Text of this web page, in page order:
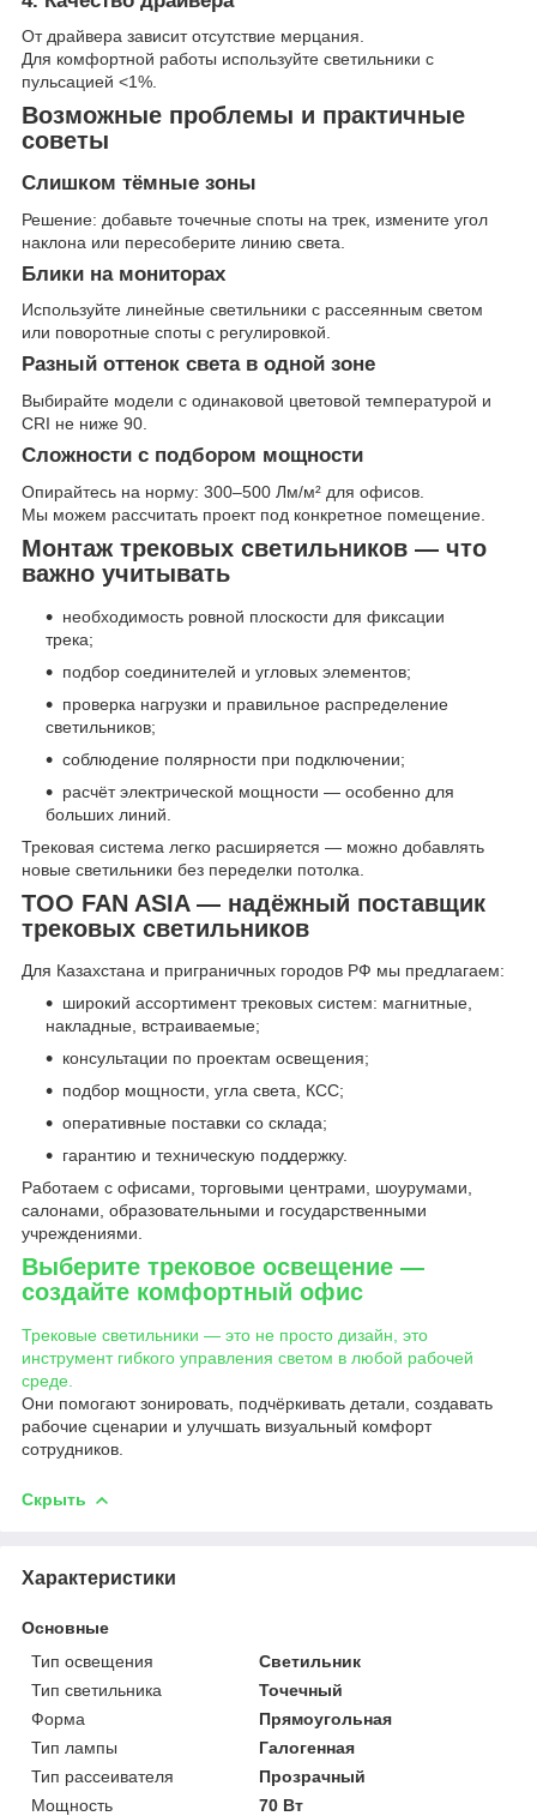
От драйвера зависит отсутствие мерцания.
Для комфортной работы используйте светильники с
пульсацией <1%.
Возможные проблемы и практичные
советы
Слишком тёмные зоны
Решение: добавьте точечные споты на трек, измените угол
наклона или пересоберите линию света.
Блики на мониторах
Используйте линейные светильники с рассеянным светом
или поворотные споты с регулировкой.
Разный оттенок света в одной зоне
Выбирайте модели с одинаковой цветовой температурой и
CRI не ниже 90.
Сложности с подбором мощности
Опирайтесь на норму: 300–500 Лм/м² для офисов.
Мы можем рассчитать проект под конкретное помещение.
Монтаж трековых светильников — что
важно учитывать
необходимость ровной плоскости для фиксации
трека;
подбор соединителей и угловых элементов;
проверка нагрузки и правильное распределение
светильников;
соблюдение полярности при подключении;
расчёт электрической мощности — особенно для
больших линий.
Трековая система легко расширяется — можно добавлять
новые светильники без переделки потолка.
ТОО FAN ASIA — надёжный поставщик
трековых светильников
Для Казахстана и приграничных городов РФ мы предлагаем:
широкий ассортимент трековых систем: магнитные,
накладные, встраиваемые;
консультации по проектам освещения;
подбор мощности, угла света, КСС;
оперативные поставки со склада;
гарантию и техническую поддержку.
Работаем с офисами, торговыми центрами, шоурумами,
салонами, образовательными и государственными
учреждениями.
Выберите трековое освещение —
создайте комфортный офис
Трековые светильники — это не просто дизайн, это
инструмент гибкого управления светом в любой рабочей
среде.
Они помогают зонировать, подчёркивать детали, создавать
рабочие сценарии и улучшать визуальный комфорт
сотрудников.
Скрыть
Характеристики
Основные
Тип освещения
Светильник
Тип светильника
Точечный
Форма
Прямоугольная
Тип лампы
Галогенная
Тип рассеивателя
Прозрачный
Мощность
70 Вт